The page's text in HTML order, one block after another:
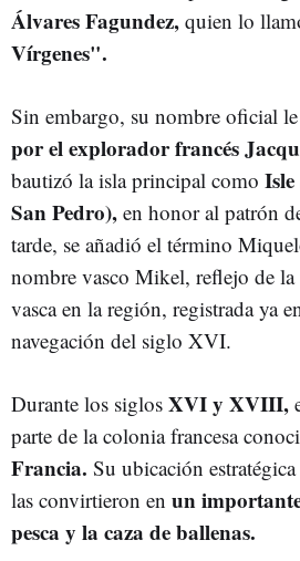
Álvares Fagundez, quien lo
Vírgenes".
Sin embargo, su nombre oficial
por el explorador francés
bautizó la isla principal como
San Pedro), en honor al patrón
tarde, se añadió el término
nombre vasco Mikel, reflejo de
vasca en la región, registrada ya
navegación del siglo XVI.
Durante los siglos XVI y XVIII,
parte de la colonia francesa
Francia. Su ubicación
las convirtieron en un
pesca y la caza de ballenas.